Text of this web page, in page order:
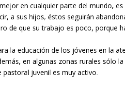
en cualquier parte del mundo,
a sus hijos, éstos seguirán
de que su trabajo es poco, porque
la educación de los jóvenes en la
en algunas zonas rurales sólo
pastoral juvenil es muy activo.